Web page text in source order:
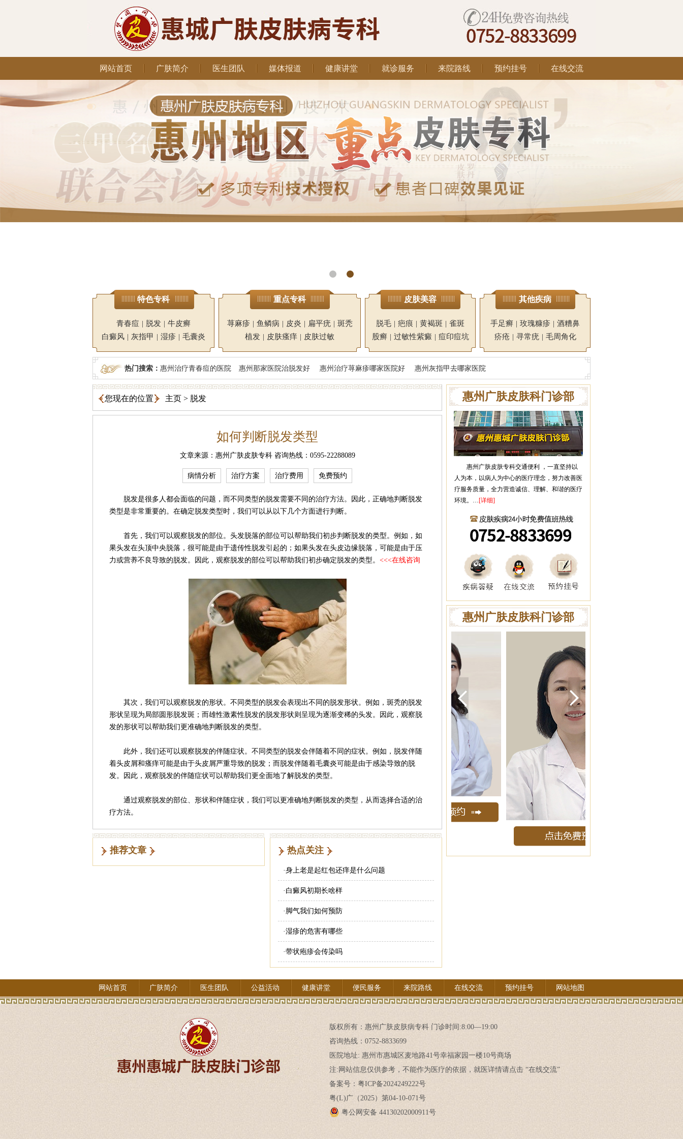
网站首页 广肤简介 医生团队 媒体报道 健康讲堂 就诊服务 来院路线 预约挂号 在线交流
特色专科
青春痘 | 脱发 | 牛皮癣
白癜风 | 灰指甲 | 湿疹 | 毛囊炎
重点专科
荨麻疹 | 鱼鳞病 | 皮炎 | 扁平疣 | 斑秃
植发 | 皮肤瘙痒 | 皮肤过敏
皮肤美容
脱毛 | 疤痕 | 黄褐斑 | 雀斑
股癣 | 过敏性紫癜 | 痘印痘坑
其他疾病
手足癣 | 玫瑰糠疹 | 酒糟鼻
疥疮 | 寻常疣 | 毛周角化
热门搜索： 惠州治疗青春痘的医院 惠州那家医院治脱发好 惠州治疗荨麻疹哪家医院好 惠州灰指甲去哪家医院
您现在的位置 主页 > 脱发
如何判断脱发类型
文章来源：惠州广肤皮肤专科 咨询热线：0595-22288089
病情分析 治疗方案 治疗费用 免费预约
脱发是很多人都会面临的问题，而不同类型的脱发需要不同的治疗方法。因此，正确地判断脱发
类型是非常重要的。在确定脱发类型时，我们可以从以下几个方面进行判断。
首先，我们可以观察脱发的部位。头发脱落的部位可以帮助我们初步判断脱发的类型。例如，如
果头发在头顶中央脱落，很可能是由于遗传性脱发引起的；如果头发在头皮边缘脱落，可能是由于压
力或营养不良导致的脱发。因此，观察脱发的部位可以帮助我们初步确定脱发的类型。 <<<在线咨询
其次，我们可以观察脱发的形状。不同类型的脱发会表现出不同的脱发形状。例如，斑秃的脱发
形状呈现为局部圆形脱发斑；而雄性激素性脱发的脱发形状则呈现为逐渐变稀的头发。因此，观察脱
发的形状可以帮助我们更准确地判断脱发的类型。
此外，我们还可以观察脱发的伴随症状。不同类型的脱发会伴随着不同的症状。例如，脱发伴随
着头皮屑和瘙痒可能是由于头皮屑严重导致的脱发；而脱发伴随着毛囊炎可能是由于感染导致的脱
发。因此，观察脱发的伴随症状可以帮助我们更全面地了解脱发的类型。
通过观察脱发的部位、形状和伴随症状，我们可以更准确地判断脱发的类型，从而选择合适的治
疗方法。
推荐文章 热点关注
·身上老是起红包还痒是什么问题
· 白癜风初期长啥样
· 脚气我们如何预防
·湿疹的危害有哪些
·带状疱疹会传染吗
惠州广肤皮肤科门诊部
惠州广肤皮肤专科交通便利 ，一直坚持以
人为本，以病人为中心的医疗理念，努力改善医
疗服务质量，全力营造诚信、理解、和谐的医疗
环境。…[详细]
惠州广肤皮肤科门诊部
网站首页 广肤简介 医生团队 公益活动 健康讲堂 便民服务 来院路线 在线交流 预约挂号 网站地图
版权所有： 惠州广肤皮肤病专科 门诊时间:8:00—19:00
咨询热线：0752-8833699
医院地址: 惠州市惠城区麦地路41号幸福家园一楼10号商场
注:网站信息仅供参考，不能作为医疗的依据，就医详情请点击 “在线交流”
备案号：粤ICP备2024249222号
粤(L)广（2025）第04-10-071号
粤公网安备 44130202000911号